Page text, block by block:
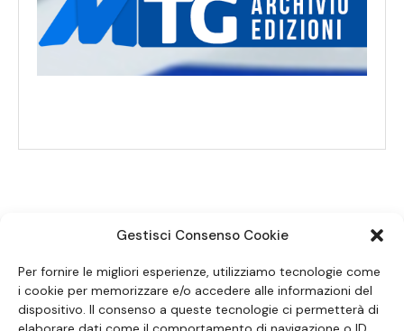
Gestisci Consenso Cookie
Per fornire le migliori esperienze, utilizziamo tecnologie come
i cookie per memorizzare e/o accedere alle informazioni del
dispositivo. Il consenso a queste tecnologie ci permetterà di
SEGUICI SUI SOCIAL